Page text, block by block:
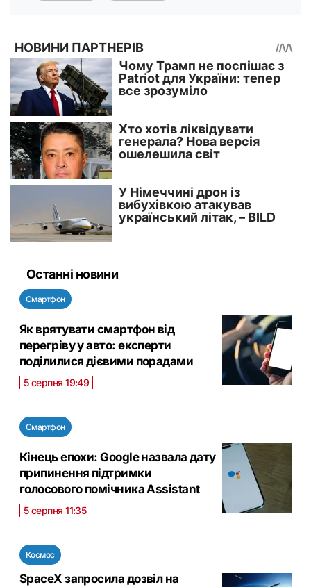
Останні новини
Смартфон
Як врятувати смартфон від
перегріву у авто: експерти
поділилися дієвими порадами
5 серпня 19:49
Смартфон
Кінець епохи: Google назвала дату
припинення підтримки
голосового помічника Assistant
5 серпня 11:35
Космос
SpaceX запросила дозвіл на